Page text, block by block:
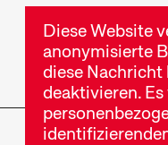
Diese Website
anonymisierte
diese Nachricht
deaktivieren.